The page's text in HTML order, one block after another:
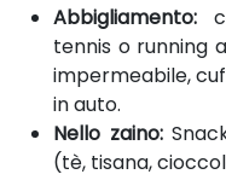
Abbigliamento:
tennis o running
impermeabile,
in auto.
Nello zaino:
(tè, tisana,